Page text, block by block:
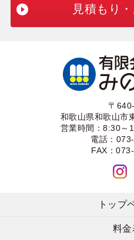
見積もり
〒
和歌山県和歌山市
営業時間：8:30～
電話：
FAX：
トップ
料金